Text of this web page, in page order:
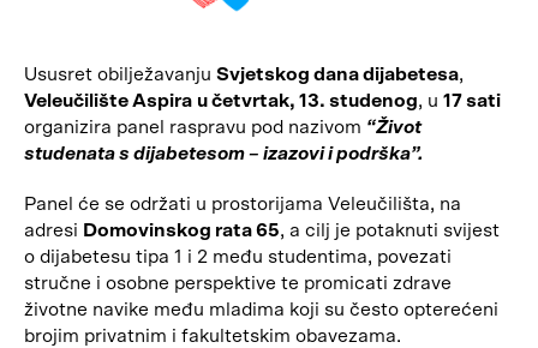
Ususret obilježavanju Svjetskog dana dijabetesa,
Veleučilište Aspira u četvrtak, 13. studenog, u 17 sati
organizira panel raspravu pod nazivom “Život
studenata s dijabetesom – izazovi i podrška”.
Panel će se održati u prostorijama Veleučilišta, na
adresi Domovinskog rata 65, a cilj je potaknuti svijest
o dijabetesu tipa 1 i 2 među studentima, povezati
stručne i osobne perspektive te promicati zdrave
životne navike među mladima koji su često opterećeni
brojim privatnim i fakultetskim obavezama.